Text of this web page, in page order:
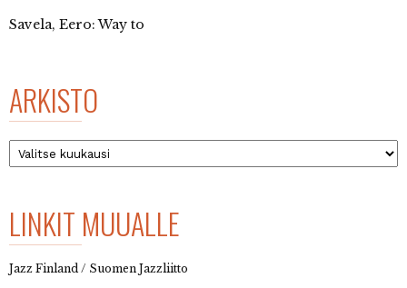
Savela, Eero: Way to
ARKISTO
Arkisto
LINKIT MUUALLE
Jazz Finland / Suomen Jazzliitto